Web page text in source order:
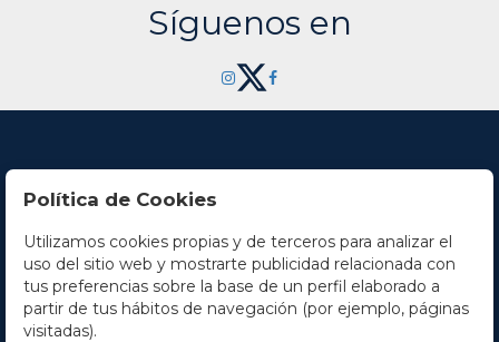
Síguenos en
Contacto
Horario
La empresa
Política de Cookies
Utilizamos cookies propias y de terceros para analizar el
uso del sitio web y mostrarte publicidad relacionada con
tus preferencias sobre la base de un perfil elaborado a
partir de tus hábitos de navegación (por ejemplo, páginas
visitadas).